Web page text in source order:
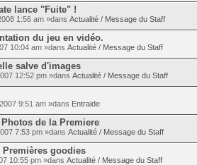
lance "Fuite" !
1:56 am »dans Actualité / Message du Staff
du jeu en vidéo.
10:04 am »dans Actualité / Message du Staff
salve d'images
12:52 pm »dans Actualité / Message du Staff
9:51 am »dans Entraide
de la Premiere
7:53 pm »dans Actualité / Message du Staff
Premières goodies
10:55 pm »dans Actualité / Message du Staff